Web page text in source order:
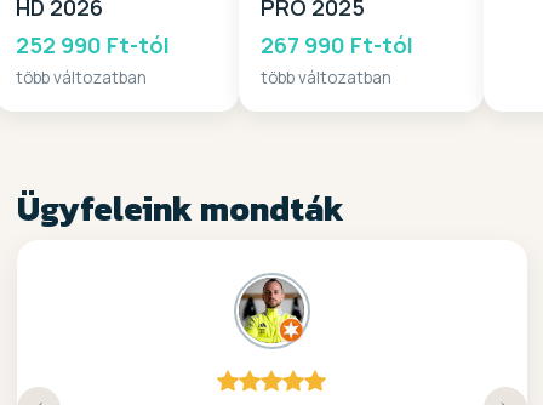
HD 2026
252 990 Ft-tól
több változatban
PRO 2025
267 990 Ft-tól
több változatban
Ügyfeleink mondták